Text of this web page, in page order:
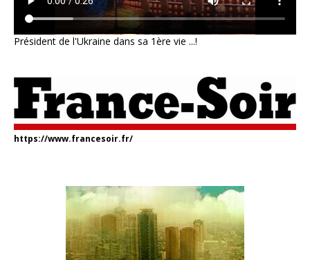
Président de l'Ukraine dans sa 1ère vie ...!
https://www.francesoir.fr/